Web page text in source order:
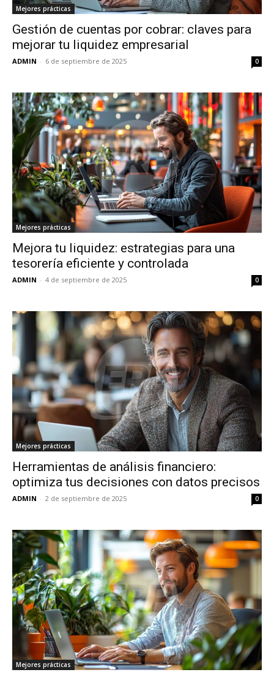
Mejores prácticas
Gestión de cuentas por cobrar: claves para
mejorar tu liquidez empresarial
ADMIN - 6 de septiembre de 2025 0
Mejores prácticas
Mejora tu liquidez: estrategias para una
tesorería eficiente y controlada
ADMIN - 4 de septiembre de 2025 0
Mejores prácticas
Herramientas de análisis financiero:
optimiza tus decisiones con datos precisos
ADMIN - 2 de septiembre de 2025 0
Mejores prácticas